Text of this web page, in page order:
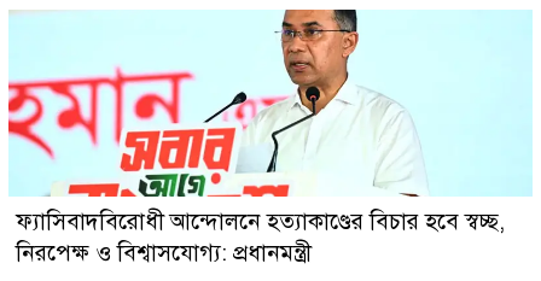
ফ্যাসিবাদবিরোধী আন্দোলনে হত্যাকাণ্ডের বিচার হবে স্বচ্ছ,
নিরপেক্ষ ও বিশ্বাসযোগ্য: প্রধানমন্ত্রী